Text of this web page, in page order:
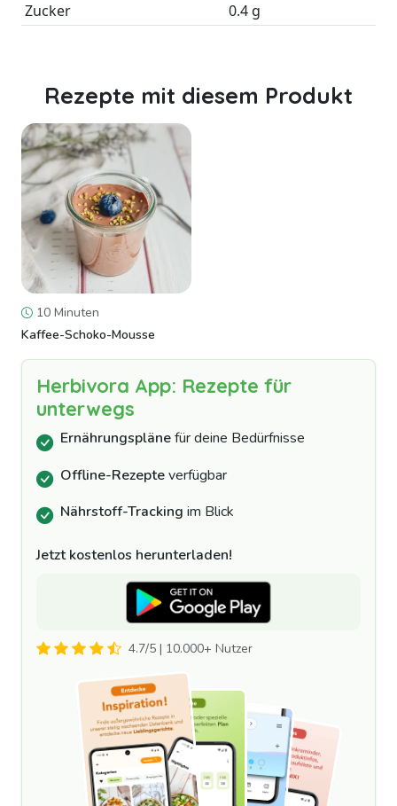
Zucker 0.4 g
Rezepte mit diesem Produkt
10 Minuten
Kaffee-Schoko-Mousse
Herbivora App: Rezepte für
unterwegs
Ernährungsplänefür deine Bedürfnisse
Offline-Rezepteverfügbar
Nährstoff-Tracking im Blick
Jetzt kostenlos herunterladen!
4.7/5 | 10.000+ Nutzer